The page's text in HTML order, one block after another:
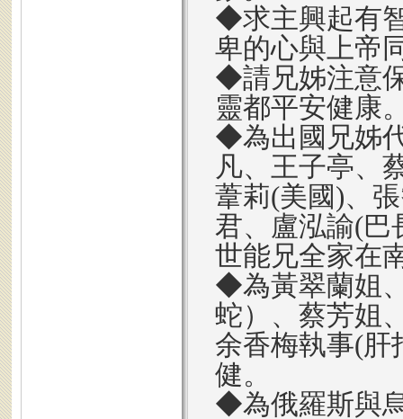
◆求主興起有
卑的心與上帝
◆請兄姊注意
靈都平安健康
◆為出國兄姊
凡、王子亭、
葦莉(美國)、
君、盧泓諭(巴
世能兄全家在
◆為黃翠蘭姐
蛇）、蔡芳姐
余香梅執事(肝
健。
◆為俄羅斯與